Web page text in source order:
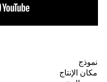
نموذج
مكان الإنتاج